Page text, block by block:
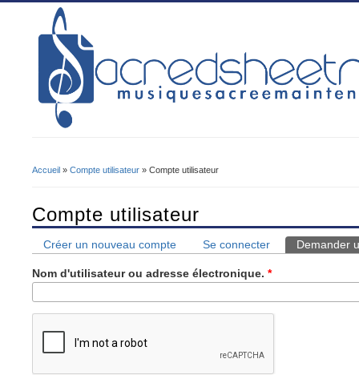
Accueil » Compte utilisateur » Compte utilisateur
Compte utilisateur
Onglets Principaux
Créer un nouveau compte Se connecter Demander
Nom d'utilisateur ou adresse électronique. *